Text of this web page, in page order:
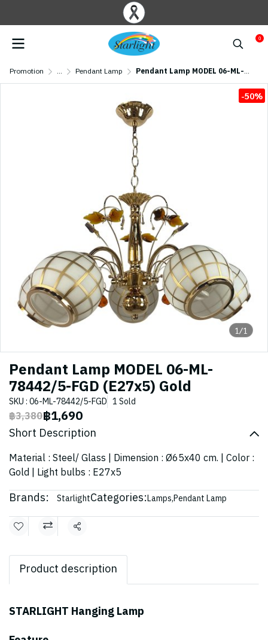
0
Promotion ... Pendant Lamp Pendant Lamp MODEL 06-ML-78442/5-FGD (E27x5) Gold
1/1
-50%
Pendant Lamp MODEL 06-ML-
78442/5-FGD (E27x5) Gold
SKU : 06-ML-78442/5-FGD 1 Sold
฿3,380฿1,690
Short Description
Material : Steel/ Glass | Dimension : Ø65x40 cm. | Color :
Gold | Light bulbs : E27x5
Brands: StarlightCategories:Lamps,Pendant Lamp
Share
Product description
STARLIGHT Hanging Lamp